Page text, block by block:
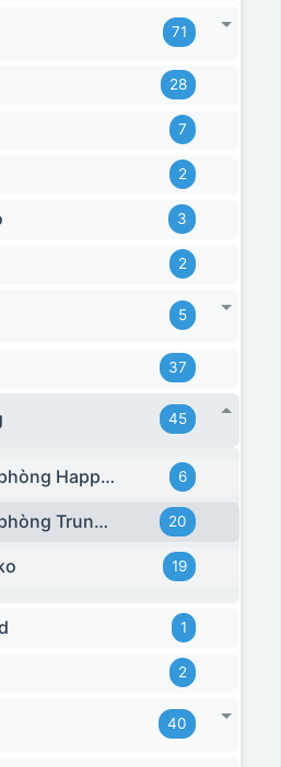
71
28
7
2
3
2
5
37
45
Hộp cơm văn phòng Happy Cook 6
Hộp cơm văn phòng Trung Quốc 20
19
1
2
40